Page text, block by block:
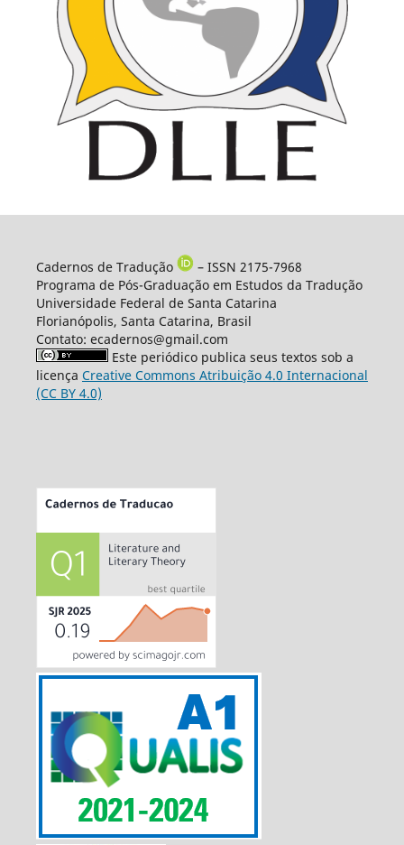
Cadernos de Tradução
– ISSN 2175-7968
Programa de Pós-Graduação em Estudos da Tradução
Universidade Federal de Santa Catarina
Florianópolis, Santa Catarina, Brasil
Contato: ecadernos@gmail.com
Este periódico publica seus textos sob a
licença Creative Commons Atribuição 4.0 Internacional
(CC BY 4.0)